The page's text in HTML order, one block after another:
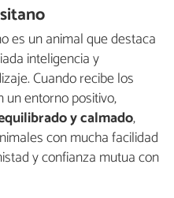
es un animal que destaca
inteligencia y
Cuando recibe los
un entorno positivo,
y calmado,
con mucha facilidad
y confianza mutua con